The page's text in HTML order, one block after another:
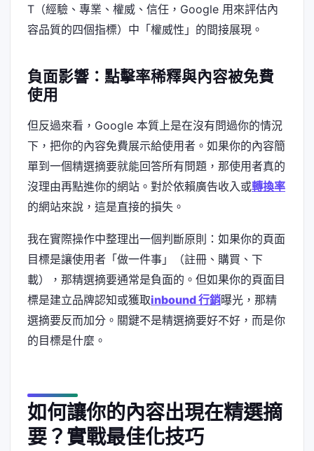
T（經驗、專業、權威、信任，Google 用來評估內
容品質的四個指標）中「權威性」的間接展現。
負面影響：點擊率稀釋與內容被免費
使用
但反過來看，Google 本質上是在沒有問過你的情況
下，把你的內容免費展示給使用者。如果你的內容簡
單到一個精選摘要就能回答所有問題，那使用者真的
沒理由再點進你的網站。對於依賴廣告收入或轉換率
的網站來說，這是直接的損失。
我在實際操作中整理出一個判斷原則：如果你的頁面
目標是讓使用者「做一件事」（註冊、購買、下
載），那精選摘要通常是負面的。但如果你的頁面目
標是建立品牌認知或獲取inbound 行銷曝光，那精
選摘要反而加分。關鍵不是精選摘要好不好，而是你
的目標是什麼。
如何讓你的內容出現在精選摘
要？實戰最佳化技巧